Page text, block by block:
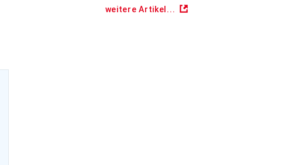
weitere Artikel...